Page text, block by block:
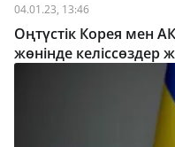
04.01.23, 13:46
Оңтүстік Корея мен
жөнінде келіссөздер